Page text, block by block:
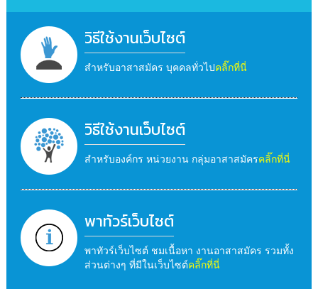
วิธีใช้งานเว็บไซต์
สำหรับอาสาสมัคร บุคคลทั่วไปคลิ๊กที่นี่
วิธีใช้งานเว็บไซต์
สำหรับองค์กร หน่วยงาน กลุ่มอาสาสมัครคลิ๊กที่นี่
พาทัวร์เว็บไซต์
พาทัวร์เว็บไซต์ ชมเนื้อหา งานอาสาสมัคร รวมทั้ง
ส่วนต่างๆ ที่มีในเว็บไซต์คลิ๊กที่นี่